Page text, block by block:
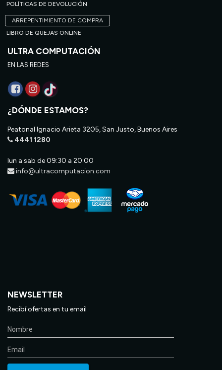
POLÍTICAS DE DEVOLUCIÓN
ARREPENTIMIENTO DE COMPRA
LIBRO DE QUEJAS ONLINE
ULTRA COMPUTACIÓN
EN LAS REDES
¿DÓNDE ESTAMOS?
Peatonal Ignacio Arieta 3205, San Justo, Buenos Aires
4441 1280
lun a sab de 09:30 a 20:00
info@ultracomputacion.com
NEWSLETTER
Recibí ofertas en tu email